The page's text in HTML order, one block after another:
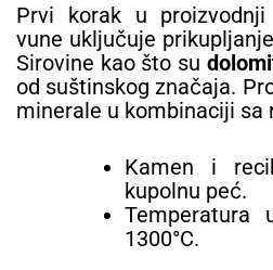
Prvi korak u
vune uključuje
Sirovine kao što su
od suštinskog značaja.
minerale u kombinaciji sa
Kamen i
kupolnu peć.
1300°C.